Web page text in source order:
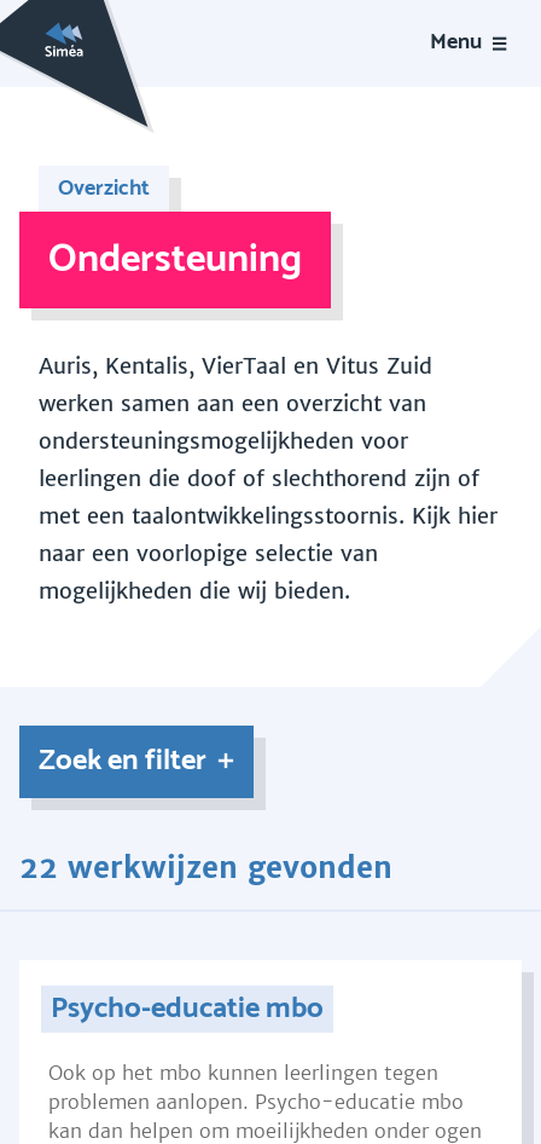
Menu
Overzicht
Ondersteuning
Auris, Kentalis, VierTaal en Vitus Zuid
werken samen aan een overzicht van
ondersteuningsmogelijkheden voor
leerlingen die doof of slechthorend zijn of
met een taalontwikkelingsstoornis. Kijk hier
naar een voorlopige selectie van
mogelijkheden die wij bieden.
Zoek en filter
22 werkwijzen gevonden
Psycho-educatie mbo
Ook op het mbo kunnen leerlingen tegen
problemen aanlopen. Psycho-educatie mbo
kan dan helpen om moeilijkheden onder ogen